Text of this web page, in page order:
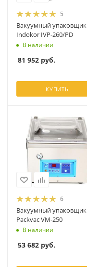
5
Вакуумный упаковщик
Indokor IVP-260/PD
В наличии
81 952 руб.
КУПИТЬ
6
Вакуумный упаковщик
Packvac VM-250
В наличии
53 682 руб.